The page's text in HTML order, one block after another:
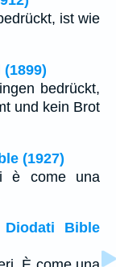
ist wie
bedrückt,
und kein Brot
(1927)
è come una
Bible